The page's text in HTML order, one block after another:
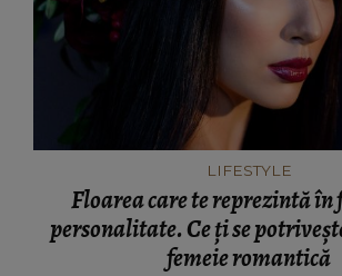
LIFESTYLE
Floarea care te reprezintă în
personalitate. Ce ți se
femeie romantică